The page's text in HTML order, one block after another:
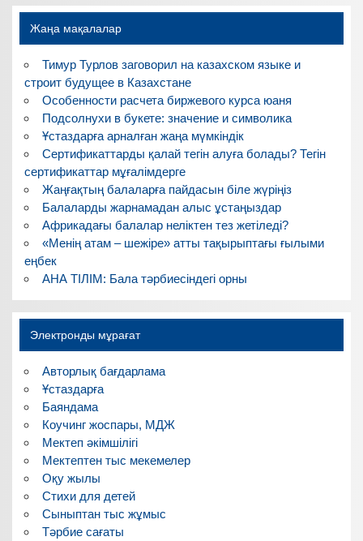
Жаңа мақалалар
Тимур Турлов заговорил на казахском языке и
строит будущее в Казахстане
Особенности расчета биржевого курса юаня
Подсолнухи в букете: значение и символика
Ұстаздарға арналған жаңа мүмкіндік
Сертификаттарды қалай тегін алуға болады? Тегін
сертификаттар мұғалімдерге
Жаңғақтың балаларға пайдасын біле жүріңіз
Балаларды жарнамадан алыс ұстаңыздар
Африкадағы балалар неліктен тез жетіледі?
«Менің атам – шежіре» атты тақырыптағы ғылыми
еңбек
АНА ТІЛІМ: Бала тәрбиесіндегі орны
Электронды мұрағат
Авторлық бағдарлама
Ұстаздарға
Баяндама
Коучинг жоспары, МДЖ
Мектеп әкімшілігі
Мектептен тыс мекемелер
Оқу жылы
Стихи для детей
Сыныптан тыс жұмыс
Тәрбие сағаты